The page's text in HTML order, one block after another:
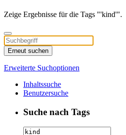
Zeige Ergebnisse für die Tags "'kind'".
Erneut suchen
Erweiterte Suchoptionen
Inhaltssuche
Benutzersuche
Suche nach Tags